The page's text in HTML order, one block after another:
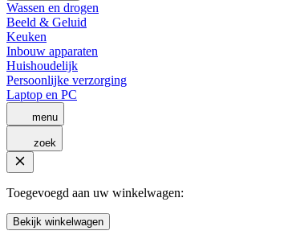
Wassen en drogen
Beeld & Geluid
Keuken
Inbouw apparaten
Huishoudelijk
Persoonlijke verzorging
Laptop en PC
menu
zoek
Toegevoegd aan uw winkelwagen:
Bekijk winkelwagen